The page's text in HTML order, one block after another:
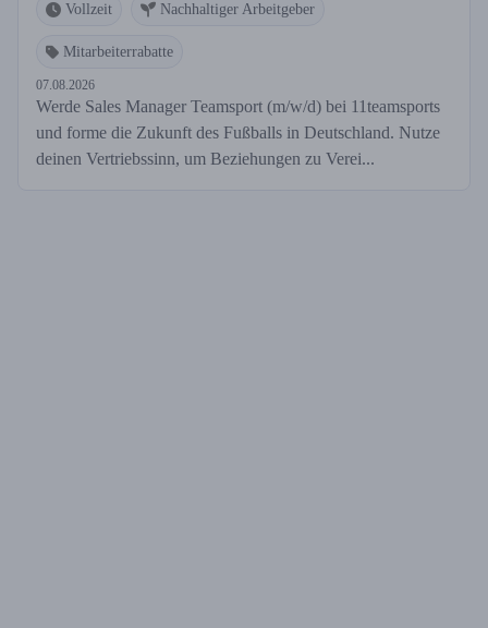
Vollzeit Nachhaltiger Arbeitgeber
Mitarbeiterrabatte
07.08.2026
Werde Sales Manager Teamsport (m/w/d) bei 11teamsports
und forme die Zukunft des Fußballs in Deutschland. Nutze
deinen Vertriebssinn, um Beziehungen zu Verei...